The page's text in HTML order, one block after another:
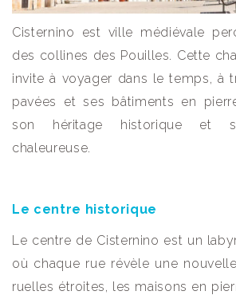
Cisternino est ville médiévale
des collines des Pouilles. Cette
invite à voyager dans le temps, à
pavées et ses bâtiments en
son héritage historique et
chaleureuse.
Le centre historique
Le centre de Cisternino est un
où chaque rue révèle une
ruelles étroites, les maisons en